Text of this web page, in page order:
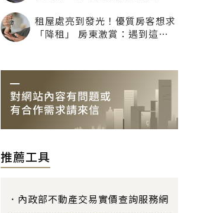
租屋處亮到發光！優質房客想求
「降租」 房東激賞：遇到這種
推薦工具
內政部不動產交易實價查詢服務網